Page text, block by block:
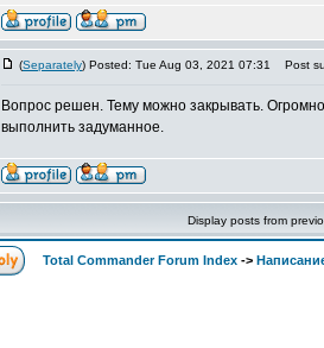
(Separately) Posted: Tue Aug 03, 2021 07:31 Post
Вопрос решен. Тему можно закрывать.
выполнить задуманное.
Display posts from
Total Commander Forum Index ->